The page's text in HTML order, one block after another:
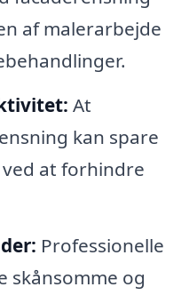
af malerarbejde
At
kan spare
at forhindre
Professionelle
skånsomme og